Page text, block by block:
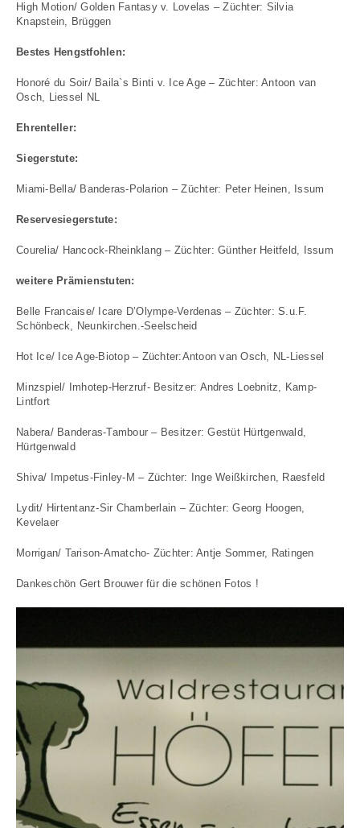
High Motion/ Golden Fantasy v. Lovelas – Züchter: Silvia
Knapstein, Brüggen
Bestes Hengstfohlen:
Honoré du Soir/ Baila`s Binti v. Ice Age – Züchter: Antoon van
Osch, Liessel NL
Ehrenteller:
Siegerstute:
Miami-Bella/ Banderas-Polarion – Züchter: Peter Heinen, Issum
Reservesiegerstute:
Courelia/ Hancock-Rheinklang – Züchter: Günther Heitfeld, Issum
weitere Prämienstuten:
Belle Francaise/ Icare D’Olympe-Verdenas – Züchter: S.u.F.
Schönbeck, Neunkirchen.-Seelscheid
Hot Ice/ Ice Age-Biotop – Züchter:Antoon van Osch, NL-Liessel
Minzspiel/ Imhotep-Herzruf- Besitzer: Andres Loebnitz, Kamp-
Lintfort
Nabera/ Banderas-Tambour – Besitzer: Gestüt Hürtgenwald,
Hürtgenwald
Shiva/ Impetus-Finley-M – Züchter: Inge Weißkirchen, Raesfeld
Lydit/ Hirtentanz-Sir Chamberlain – Züchter: Georg Hoogen,
Kevelaer
Morrigan/ Tarison-Amatcho- Züchter: Antje Sommer, Ratingen
Dankeschön Gert Brouwer für die schönen Fotos !